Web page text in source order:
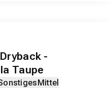
-
Taupe
Mittel